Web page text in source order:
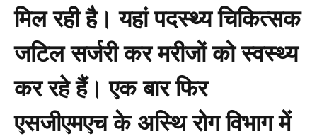
मिल रही है। यहां पदस्थ्य चिकित्सक
जटिल सर्जरी कर मरीजों को स्वस्थ्य
कर रहे हैं। एक बार फिर
एसजीएमएच के अस्थि रोग विभाग में